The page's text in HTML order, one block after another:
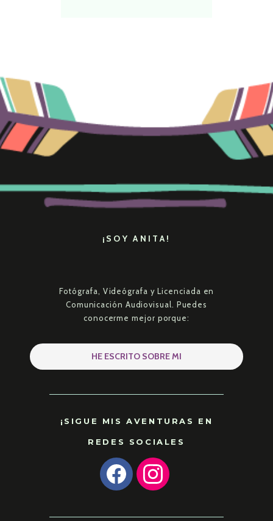
¡SOY ANITA!
Fotógrafa, Videógrafa y Licenciada en
Comunicación Audiovisual. Puedes
conocerme mejor porque:
HE ESCRITO SOBRE MI
¡SIGUE MIS AVENTURAS EN
REDES SOCIALES
F
a
I
n